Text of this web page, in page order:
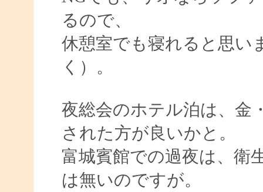
るので、
休憩室でも寝れると思い
く）。
夜総会のホテル泊は、金
された方が良いかと。
富城賓館での過夜は、衛
は無いのですが。